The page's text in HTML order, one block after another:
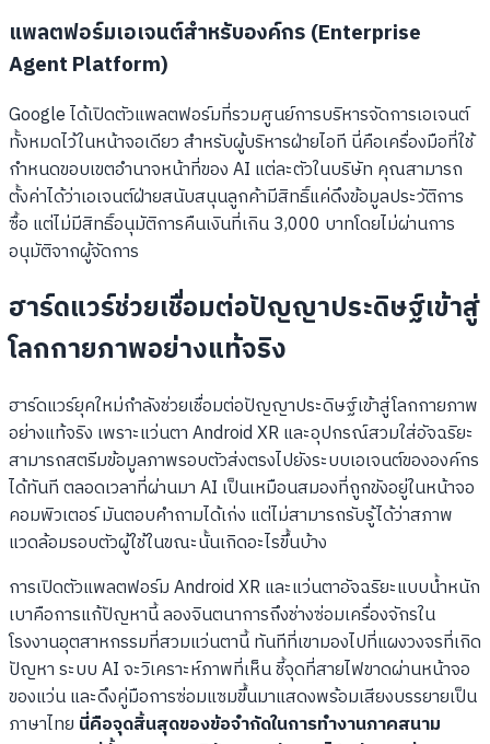
แพลตฟอร์มเอเจนต์สำหรับองค์กร (Enterprise
Agent Platform)
Google ได้เปิดตัวแพลตฟอร์มที่รวมศูนย์การบริหารจัดการเอเจนต์
ทั้งหมดไว้ในหน้าจอเดียว สำหรับผู้บริหารฝ่ายไอที นี่คือเครื่องมือที่ใช้
กำหนดขอบเขตอำนาจหน้าที่ของ AI แต่ละตัวในบริษัท คุณสามารถ
ตั้งค่าได้ว่าเอเจนต์ฝ่ายสนับสนุนลูกค้ามีสิทธิ์แค่ดึงข้อมูลประวัติการ
ซื้อ แต่ไม่มีสิทธิ์อนุมัติการคืนเงินที่เกิน 3,000 บาทโดยไม่ผ่านการ
อนุมัติจากผู้จัดการ
ฮาร์ดแวร์ช่วยเชื่อมต่อปัญญาประดิษฐ์เข้าสู่
โลกกายภาพอย่างแท้จริง
ฮาร์ดแวร์ยุคใหม่กำลังช่วยเชื่อมต่อปัญญาประดิษฐ์เข้าสู่โลกกายภาพ
อย่างแท้จริง เพราะแว่นตา Android XR และอุปกรณ์สวมใส่อัจฉริยะ
สามารถสตรีมข้อมูลภาพรอบตัวส่งตรงไปยังระบบเอเจนต์ขององค์กร
ได้ทันที ตลอดเวลาที่ผ่านมา AI เป็นเหมือนสมองที่ถูกขังอยู่ในหน้าจอ
คอมพิวเตอร์ มันตอบคำถามได้เก่ง แต่ไม่สามารถรับรู้ได้ว่าสภาพ
แวดล้อมรอบตัวผู้ใช้ในขณะนั้นเกิดอะไรขึ้นบ้าง
การเปิดตัวแพลตฟอร์ม Android XR และแว่นตาอัจฉริยะแบบน้ำหนัก
เบาคือการแก้ปัญหานี้ ลองจินตนาการถึงช่างซ่อมเครื่องจักรใน
โรงงานอุตสาหกรรมที่สวมแว่นตานี้ ทันทีที่เขามองไปที่แผงวงจรที่เกิด
ปัญหา ระบบ AI จะวิเคราะห์ภาพที่เห็น ชี้จุดที่สายไฟขาดผ่านหน้าจอ
ของแว่น และดึงคู่มือการซ่อมแซมขึ้นมาแสดงพร้อมเสียงบรรยายเป็น
ภาษาไทย นี่คือจุดสิ้นสุดของข้อจำกัดในการทำงานภาคสนาม